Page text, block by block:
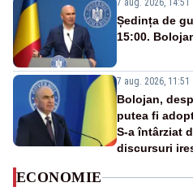
7 aug. 2026, 14:51
Ședința de
15:00.
7 aug. 2026, 11:51
Bolojan,
putea fi
S-a întârziat
discursuri
ECONOMIE